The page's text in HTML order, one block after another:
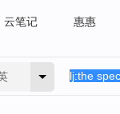
云笔记 惠惠